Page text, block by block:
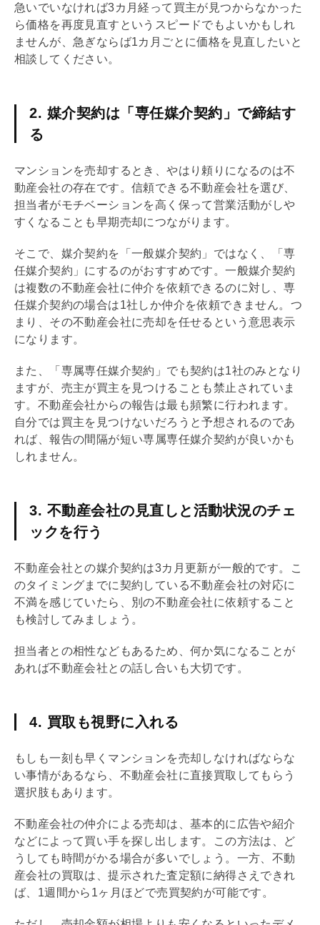
急いでいなければ3カ月経って買主が見つからなかった
ら価格を再度見直すというスピードでもよいかもしれ
ませんが、急ぎならば1カ月ごとに価格を見直したいと
相談してください。
2. 媒介契約は「専任媒介契約」で締結す
る
マンションを売却するとき、やはり頼りになるのは不
動産会社の存在です。信頼できる不動産会社を選び、
担当者がモチベーションを高く保って営業活動がしや
すくなることも早期売却につながります。
そこで、 媒介契約を「一般媒介契約 」ではなく、「専
任媒介契約 」にするのがおすすめです。一般媒介契約
は複数の不動産会社に仲介を依頼できるのに対し、専
任媒介契約の場合は1社しか仲介を依頼できません。つ
まり、その不動産会社に売却を任せるという意思表示
になります。
また、「 専属専任媒介契約 」でも契約は1社のみとなり
ますが、売主が買主を見つけることも禁止されていま
す。不動産会社からの報告は最も頻繁に行われます。
自分では買主を見つけないだろうと予想されるのであ
れば、報告の間隔が短い専属専任媒介契約が良いかも
しれません。
3. 不動産会社の見直しと活動状況のチェ
ックを行う
不動産会社との媒介契約は3カ月更新が一般的です。こ
のタイミングまでに契約している不動産会社の対応に
不満を感じていたら、別の不動産会社に依頼すること
も検討してみましょう。
担当者との相性などもあるため、何か気になることが
あれば不動産会社との話し合いも大切です。
4. 買取も視野に入れる
もしも一刻も早くマンションを売却しなければならな
い事情があるなら、不動産会社に直接買取してもらう
選択肢もあります。
不動産会社の仲介による売却は、基本的に広告や紹介
などによって買い手を探し出します。この方法は、ど
うしても時間がかる場合が多いでしょう。一方、不動
産会社の買取は、提示された査定額に納得さえできれ
ば、1週間から1ヶ月ほどで売買契約が可能です。